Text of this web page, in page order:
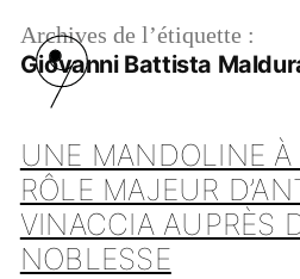
Archives de l’étiquette :
Giovanni Battista
UNE MANDOLINE
RÔLE MAJEUR
VINACCIA AUPRÈS
NOBLESSE